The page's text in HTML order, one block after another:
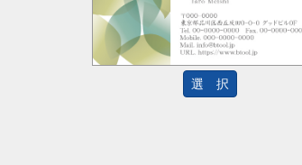
選 択